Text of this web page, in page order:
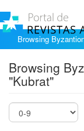
Browsing
Browsing
"Kubrat"